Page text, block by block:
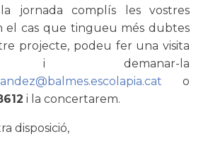
jornada complís les vostres
el cas que tingueu més dubtes
projecte, podeu fer una visita
i demanar-la
o
i la concertarem.
disposició,